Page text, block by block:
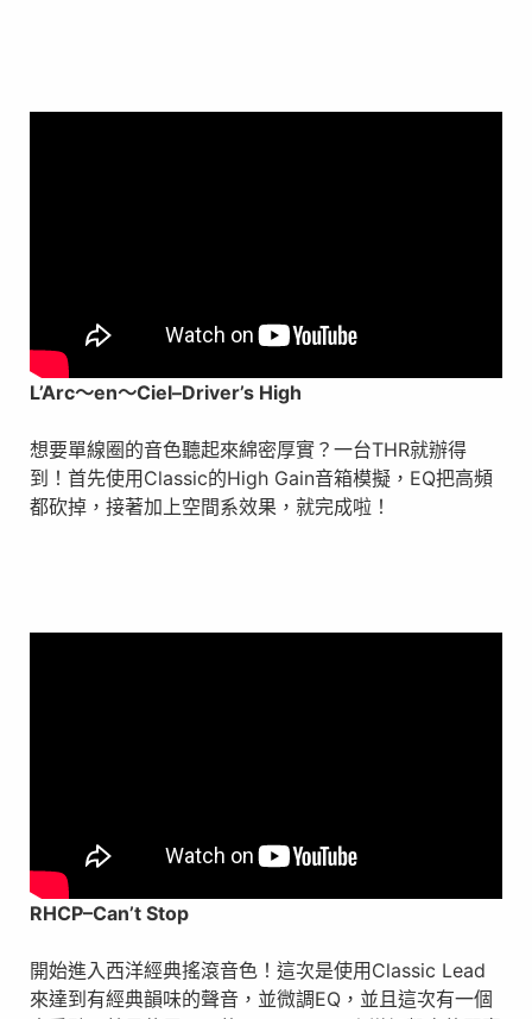
L’Arc～en～Ciel–Driver’s High
想要單線圈的音色聽起來綿密厚實？一台THR就辦得
到！首先使用Classic的High Gain音箱模擬，EQ把高頻
都砍掉，接著加上空間系效果，就完成啦！
RHCP–Can’t Stop
開始進入西洋經典搖滾音色！這次是使用Classic Lead
來達到有經典韻味的聲音，並微調EQ，並且這次有一個